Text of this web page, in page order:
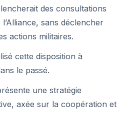
des consultations
sans déclencher
actions militaires.
cette disposition à
le passé.
une stratégie
axée sur la coopération et